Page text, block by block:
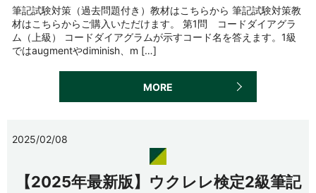
筆記試験対策（過去問題付き）教材はこちらから 筆記試験対策教
材はこちらからご購入いただけます。 第1問 コードダイアグラ
ム（上級） コードダイアグラムが示すコード名を答えます。1級
ではaugmentやdiminish、m […]
MORE
2025/02/08
【2025年最新版】ウクレレ検定2級筆記